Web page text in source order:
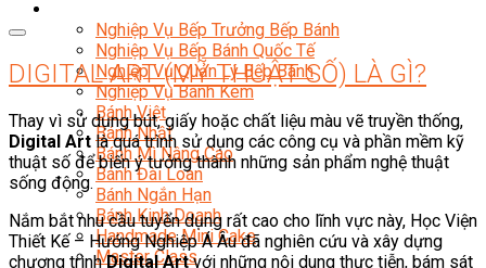
Nghiệp Vụ Bếp Trưởng Bếp Bánh
Nghiệp Vụ Bếp Bánh Quốc Tế
Nghiệp Vụ Quản Lý Bếp Bánh
Nghiệp Vụ Bánh Kem
Bánh Việt
Bánh Nhật
Bánh Mì Nâng Cao
Bánh Đài Loan
Bánh Ngắn Hạn
Bánh Kinh Doanh
Handmade Mini Cake
Master Class
DIGITAL ART (MỸ THUẬT SỐ) LÀ GÌ?
Thay vì sử dụng bút, giấy hoặc chất liệu màu vẽ truyền thống,
Digital Art là quá trình sử dụng các công cụ và phần mềm kỹ
thuật số để biến ý tưởng thành những sản phẩm nghệ thuật
sống động.
Nắm bắt nhu cầu tuyển dụng rất cao cho lĩnh vực này, Học Viện
Thiết Kế – Hướng Nghiệp Á Âu đã nghiên cứu và xây dựng
chương trìnhDigital Artvới những nội dung thực tiễn, bám sát